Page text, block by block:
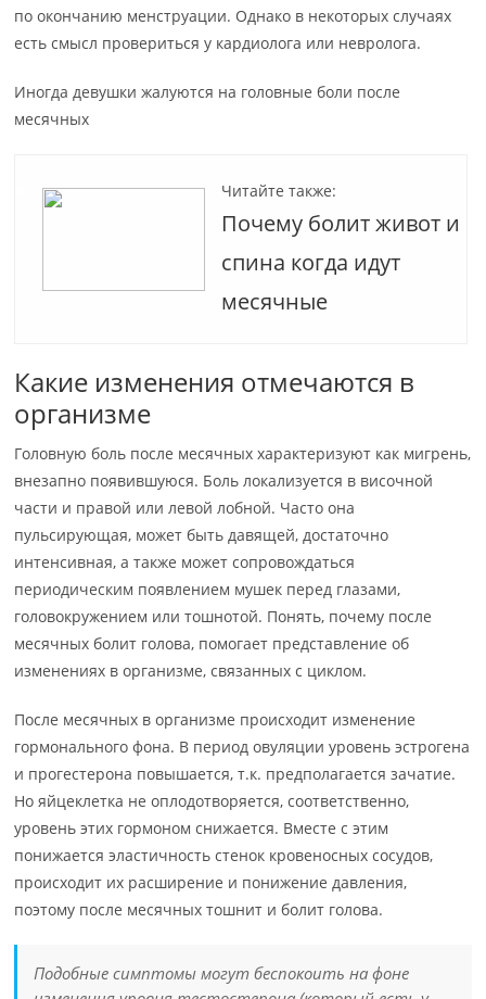
по окончанию менструации. Однако в некоторых случаях
есть смысл провериться у кардиолога или невролога.
Иногда девушки жалуются на головные боли после
месячных
Читайте также:
Почему болит живот и
спина когда идут
месячные
Какие изменения отмечаются в
организме
Головную боль после месячных характеризуют как мигрень,
внезапно появившуюся. Боль локализуется в височной
части и правой или левой лобной. Часто она
пульсирующая, может быть давящей, достаточно
интенсивная, а также может сопровождаться
периодическим появлением мушек перед глазами,
головокружением или тошнотой. Понять, почему после
месячных болит голова, помогает представление об
изменениях в организме, связанных с циклом.
После месячных в организме происходит изменение
гормонального фона. В период овуляции уровень эстрогена
и прогестерона повышается, т.к. предполагается зачатие.
Но яйцеклетка не оплодотворяется, соответственно,
уровень этих гормоном снижается. Вместе с этим
понижается эластичность стенок кровеносных сосудов,
происходит их расширение и понижение давления,
поэтому после месячных тошнит и болит голова.
Подобные симптомы могут беспокоить на фоне